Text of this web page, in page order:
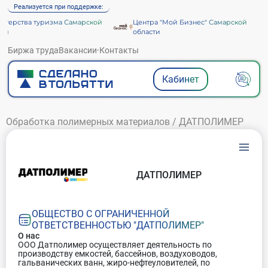
Реализуется при поддержке:
туризма Самарской
Центра "Мой Бизнес" Самарской
области
Биржа трудаВакансии·Контакты
Кабинет
Обработка полимерных материалов / ДАТПОЛИМЕР
ОБЩЕСТВО С ОГРАНИЧЕННОЙ
ОТВЕТСТВЕННОСТЬЮ "ДАТПОЛИМЕР"
ДАТПОЛИМЕР
О нас
ООО Датполимер осуществляет деятельность по
производству емкостей, бассейнов, воздуховодов,
гальванических ванн, жиро-нефтеуловителей, по